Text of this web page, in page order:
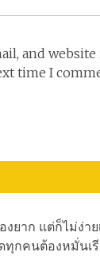
and
time I
งยาก แต่ก็ไม่ง่า
กคนต้องหมั่นเ